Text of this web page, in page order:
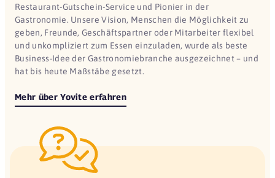
Restaurant-Gutschein-Service und Pionier in der
Gastronomie. Unsere Vision, Menschen die Möglichkeit zu
geben, Freunde, Geschäftspartner oder Mitarbeiter flexibel
und unkompliziert zum Essen einzuladen, wurde als beste
Business-Idee der Gastronomiebranche ausgezeichnet – und
hat bis heute Maßstäbe gesetzt.
Mehr über Yovite erfahren